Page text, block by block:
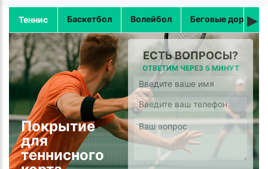
Теннис Баскетбол Волейбол Беговые дорожки
▸
Покрытие
для
теннисного
ЕСТЬ ВОПРОСЫ?
ОТВЕТИМ ЧЕРЕЗ 5 МИНУТ